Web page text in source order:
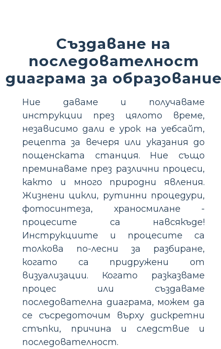
Създаване на
последователност
диаграма за
Ние даваме и получаваме
инструкции през цялото време,
независимо дали е урок на уебсайт,
рецепта за вечеря или указания до
пощенската станция. Ние също
преминаваме през различни процеси,
както и много природни явления.
Жизнени цикли, рутинни процедури,
фотосинтеза, храносмилане -
процесите са навсякъде!
Инструкциите и процесите са
толкова по-лесни за разбиране,
когато са придружени от
визуализации. Когато разказваме
процес или създаваме
последователна диаграма, можем да
се съсредоточим върху дискретни
стъпки, причина и следствие и
последователност.